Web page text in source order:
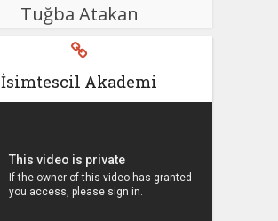
Tuğba Atakan
İsimtescil Akademi